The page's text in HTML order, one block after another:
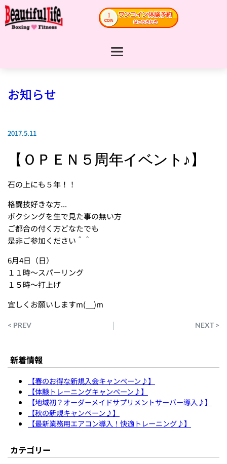
お知らせ
2017.5.11
【ＯＰＥＮ５周年イベント♪】
石の上にも５年！！
格闘技好きな方...
ボクシングを生で見た事の無い方
ご都合の付く方どなたでも
是非ご参加ください＾＾
6月4日（日）
１１時～スパーリング
１５時～打上げ
宜しくお願いしますm(__)m
< PREV NEXT >
新着情報
【春のお得な新規入会キャンペーン♪】
【体験トレーニングキャンペーン♪】
【地域初？オーダーメイドサプリメントサーバー導入♪】
【秋の新規キャンペーン♪】
【最新業務用エアコン導入！快適トレーニング♪】
カテゴリー